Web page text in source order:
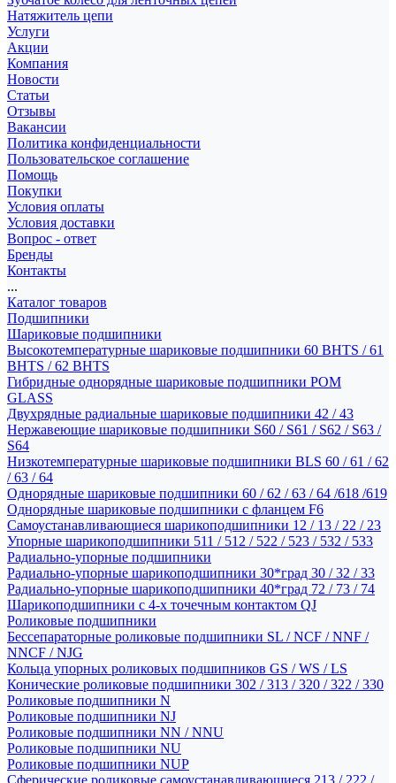
Натяжитель цепи
Услуги
Акции
Компания
Новости
Статьи
Отзывы
Вакансии
Политика конфиденциальности
Пользовательское соглашение
Помощь
Покупки
Условия оплаты
Условия доставки
Вопрос - ответ
Бренды
Контакты
...
Каталог товаров
Подшипники
Шариковые подшипники
Высокотемпературные шариковые подшипники 60 BHTS / 61
BHTS / 62 BHTS
Гибридные однорядные шариковые подшипники POM
GLASS
Двухрядные радиальные шариковые подшипники 42 / 43
Нержавеющие шариковые подшипники S60 / S61 / S62 / S63 /
S64
Низкотемпературные шариковые подшипники BLS 60 / 61 / 62
/ 63 / 64
Однорядные шариковые подшипники 60 / 62 / 63 / 64 /618 /619
Однорядные шариковые подшипники с фланцем F6
Самоустанавливающиеся шарикоподшипники 12 / 13 / 22 / 23
Упорные шарикоподшипники 511 / 512 / 522 / 523 / 532 / 533
Радиально-упорные подшипники
Радиально-упорные шарикоподшипники 30*град 30 / 32 / 33
Радиально-упорные шарикоподшипники 40*град 72 / 73 / 74
Шарикоподшипники с 4-х точечным контактом QJ
Роликовые подшипники
Бессепараторные роликовые подшипники SL / NCF / NNF /
NNCF / NJG
Кольца упорных роликовых подшипников GS / WS / LS
Конические роликовые подшипники 302 / 313 / 320 / 322 / 330
Роликовые подшипники N
Роликовые подшипники NJ
Роликовые подшипники NN / NNU
Роликовые подшипники NU
Роликовые подшипники NUP
Сферические роликовые самоустанавливающиеся 213 / 222 /